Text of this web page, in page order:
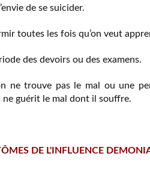
de se suicider.
toutes les fois qu’on veut
des devoirs ou des examens.
ne trouve pas le mal ou une
ne guérit le mal dont il souffre.
DE L'INFLUENCE